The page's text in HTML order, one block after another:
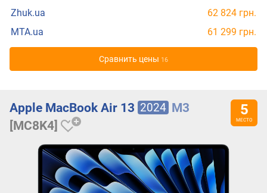
Zhuk.ua
62 824 грн.
MTA.ua
61 299 грн.
Cравнить цены 16
Apple MacBook Air 13 2024 M3
[MC8K4]